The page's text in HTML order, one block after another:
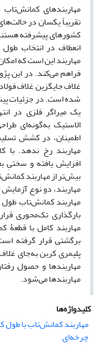
مهاربندهای
تقریباً یکسان در
کشورهای پیشرفته
انعطاف در انتخاب
مهاربند این است که
فراهم می‌کند. در این
غلافِ جایگزین غلاف
شده است. در جزئیات
یک میراگر فلزی در
الاستیک به‌گونه‌ای
اطمینان، در کشش
مهاربند رخ ندهد.
افزایش یافته و سختیِ
بیش‌تر از مهاربند
مهاربند، دو نوع
مهاربند کمانش‌تاب طول
بارگذاری تک‌محوری
مهاربند کامل با
برگشتی قرار گرفته
پلیمری کربن به‌جای
مهاربندها و حصول
مهاربندها می‌شود.
کلیدواژه‌ها
مهاربند کمانش‌تاب با طول
چرخه‌ای